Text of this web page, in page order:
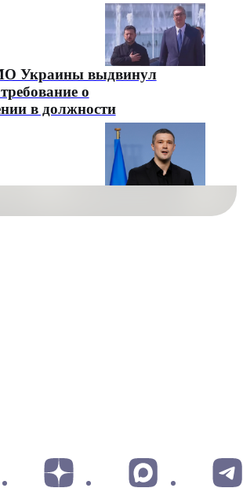
Украины выдвинул
о
в должности